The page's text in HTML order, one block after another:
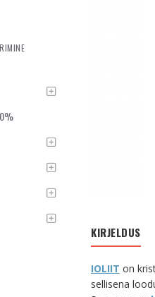
KIRJELDUS
IOLIIT on
sellisena